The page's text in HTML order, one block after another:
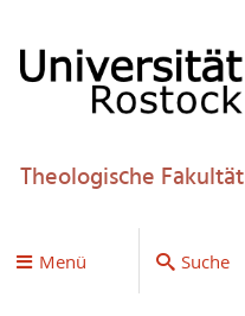
Theologische Fakultät
Menü Suche